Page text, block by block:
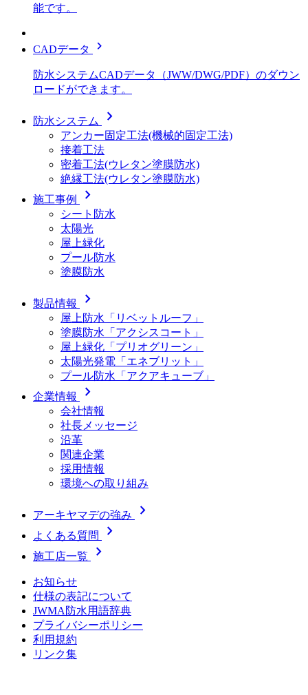
能です。
CADデータ chevron_right
防水システムCADデータ（JWW/DWG/PDF）のダウン
ロードができます。
防水システム chevron_right
アンカー固定工法(機械的固定工法)
接着工法
密着工法(ウレタン塗膜防水)
絶縁工法(ウレタン塗膜防水)
施工事例
chevron_right
シート防水
太陽光
屋上緑化
プール防水
塗膜防水
製品情報 chevron_right
屋上防水「リベットルーフ」
塗膜防水「アクシスコート」
屋上緑化「プリオグリーン」
太陽光発電「エネブリット」
プール防水「アクアキューブ」
企業情報
chevron_right
会社情報
社長メッセージ
沿革
関連企業
採用情報
環境への取り組み
アーキヤマデの強み chevron_right
よくある質問 chevron_right
施工店一覧 chevron_right
お知らせ
仕様の表記について
JWMA防水用語辞典
プライバシーポリシー
利用規約
リンク集